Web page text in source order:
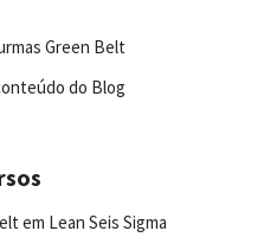
Green Belt
do Blog
em Lean Seis Sigma